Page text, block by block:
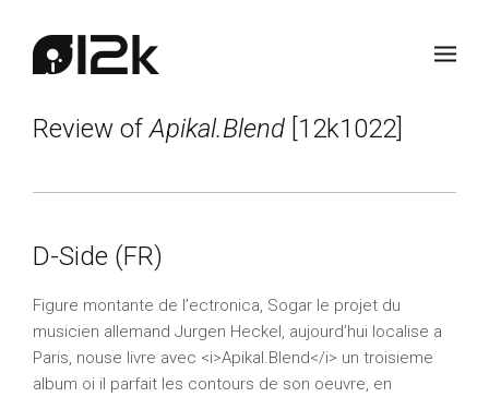
Review ofApikal.Blend [12k1022]
D-Side (FR)
Figure montante de l’ectronica, Sogar le projet du
musicien allemand Jurgen Heckel, aujourd’hui localise a
Paris, nouse livre avec <i>Apikal.Blend</i> un troisieme
album oi il parfait les contours de son oeuvre, en